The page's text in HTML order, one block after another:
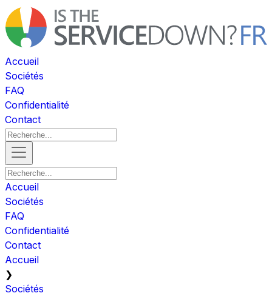
Accueil
Sociétés
FAQ
Confidentialité
Contact
Accueil
Sociétés
FAQ
Confidentialité
Contact
Accueil
❯
Sociétés